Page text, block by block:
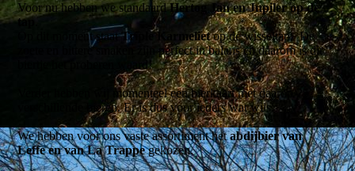
Voor nu hebben we standaardHertog Jan en Jupiler op de
tap .
Op dit moment staatTriple Karmelietop de wisseltap. De
zoete en bittere smaken zijn perfect in balans en daarom is dit
biertje het proberen waard!
Verder hebben wij momenteel een bierkaart met daarop 25
verschillende bieren. Er is dus voor ieders wat wils.
We hebben voor ons vaste assortiment hetabdijbier van
Leffe en van La Trappegekozen.